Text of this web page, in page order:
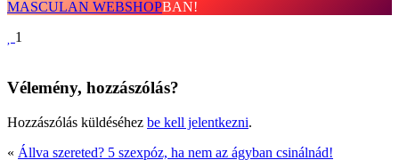
MASCULAN WEBSHOPBAN!
1
Vélemény, hozzászólás?
Hozzászólás küldéséhez be kell jelentkezni.
« Állva szereted? 5 szexpóz, ha nem az ágyban csinálnád!